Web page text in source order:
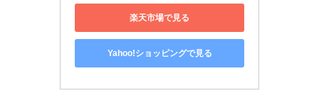
楽天市場で見る
Yahoo!ショッピングで見る